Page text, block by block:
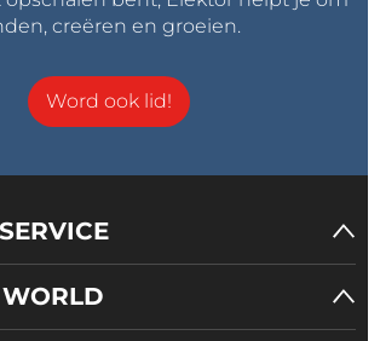
creëren en groeien.
Word ook lid!
WORLD